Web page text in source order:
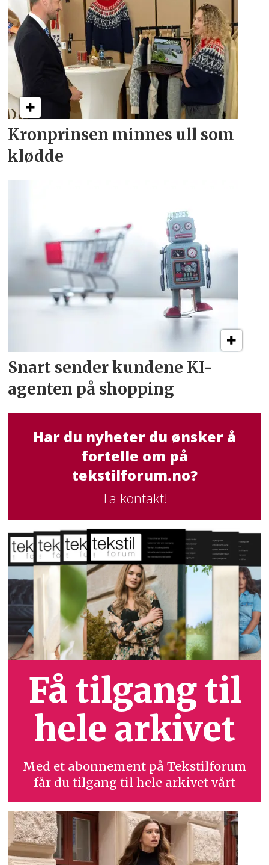
Kronprinsen minnes ull som
klødde
Snart sender kundene KI-
agenten på shopping
Har du nyheter du ønsker å
fortelle om på
tekstilforum.no?
Ta kontakt!
Få tilgang til
hele arkivet
Med et abonnement på Tekstilforum
får du tilgang til hele arkivet vårt